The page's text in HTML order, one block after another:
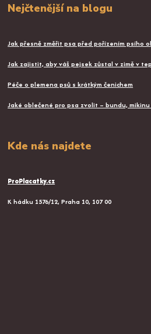
Nejčtenější na blogu
Jak přesně změřit psa před pořízením psího
Jak zajistit, aby váš pejsek zůstal v zimě v
Péče o plemena psů s krátkým čenichem
Jaké oblečené pro psa zvolit – bundu,
Kde nás najdete
ProPlacatky.cz
K hádku 1576/12, Praha 10, 107 00